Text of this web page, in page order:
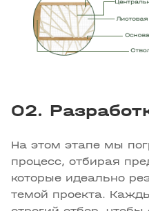
02.
На этом этапе мы
процесс, отбирая
которые идеально
темой проекта.